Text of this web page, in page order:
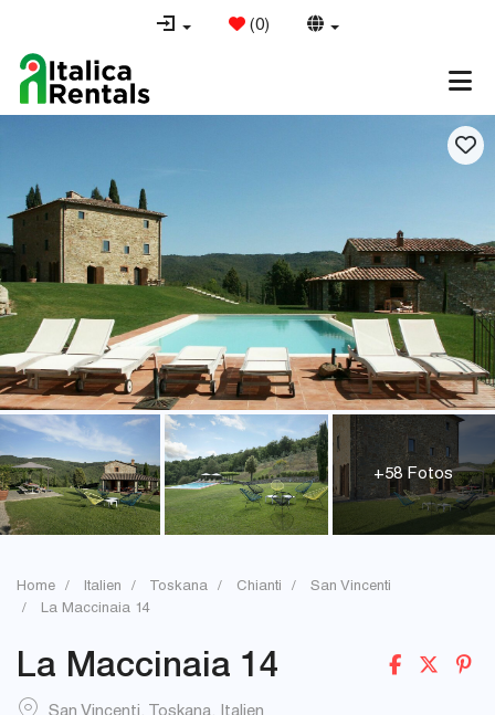
(0)
+58 Fotos
Home Italien Toskana Chianti
San Vincenti
La Maccinaia 14
La Maccinaia 14